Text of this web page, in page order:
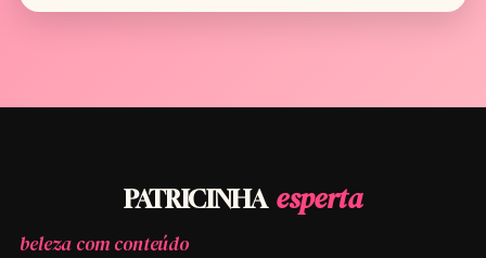
PATRICINHA esperta
beleza com conteúdo